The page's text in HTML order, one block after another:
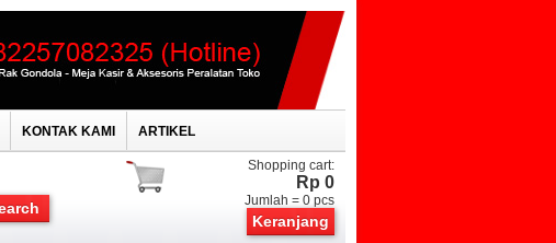
KONTAK KAMI ARTIKEL
Shopping cart:
Rp 0
Jumlah = 0 pcs
Keranjang